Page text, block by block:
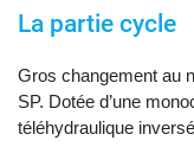
La partie cycle
Gros changement au
SP. Dotée d’une
téléhydraulique